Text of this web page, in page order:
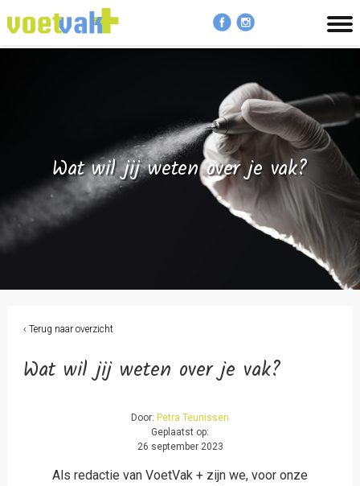
Wat wil jij weten over je vak?
‹ Terug naar overzicht
Wat wil jij weten over je vak?
Door: Petra Teunissen
Geplaatst op:
26 september 2023
Als redactie van VoetVak + zijn we, voor onze